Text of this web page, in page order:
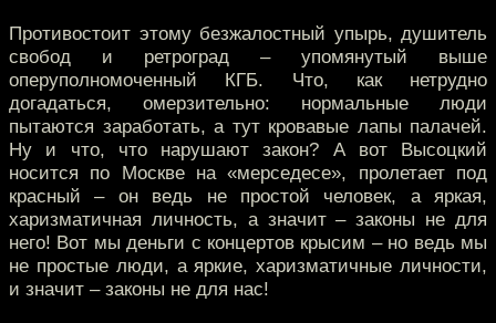
Противостоит этому безжалостный упырь, душитель
свобод и ретроград – упомянутый выше
оперуполномоченный КГБ. Что, как нетрудно
догадаться, омерзительно: нормальные люди
пытаются заработать, а тут кровавые лапы палачей.
Ну и что, что нарушают закон? А вот Высоцкий
носится по Москве на «мерседесе», пролетает под
красный – он ведь не простой человек, а яркая,
харизматичная личность, а значит – законы не для
него! Вот мы деньги с концертов крысим – но ведь мы
не простые люди, а яркие, харизматичные личности,
и значит – законы не для нас!